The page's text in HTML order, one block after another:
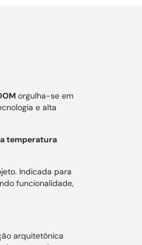
orgulha-se em
e alta
temperatura
Indicada para
funcionalidade,
arquitetônica